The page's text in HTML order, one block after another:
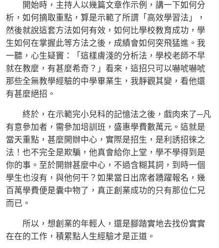
開始時，主持人以幾篇文章作示例，講一下如何分
析，如何摘取重點，算是示範了所謂「高效學習法」，
然後就說這套方法如何有效，如何比學校教育成功，學
生如何在掌握此等方法之後，成績會如何突飛猛進。我
一聽，心生疑竇：「這樣膚淺的分析法，學校老師不早
就在教麼，有甚麼希奇？」看來，這招只可以嚇唬嚇唬
那些全無教學經驗的中學畢業生，我靜觀其變，看他還
有甚麼絕招。
終於，在示範完小兒科的記憶法之後，戲肉來了─凡
有意參加者，需參加培訓班，盛惠學費數萬元。這就是
當天重點，甚麼開辦中心，實際是招生，是利誘招徠之
法！也不完全是欺騙，他真會給你上堂，學不學得到是
你的事。至於開辦甚麼中心，不過含糊其詞，到時一個
學生也沒有，與他何干？如果當日出席者踴躍報名，幾
百萬學費便是囊中物了，真正創業成功的只有那位仁兄
而已。
所以，想創業的年輕人，還是腳踏實地去找份實實
在在的工作，積累點人生經驗才是正道。